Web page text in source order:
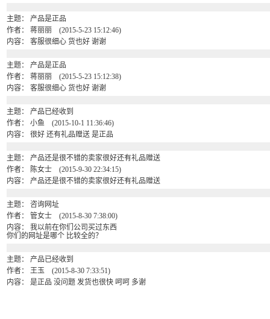
主题： 产品是正品
作者： 蒋丽丽 (2015-5-23 15:12:46)
内容： 客服很细心 货也好 谢谢
主题： 产品是正品
作者： 蒋丽丽 (2015-5-23 15:12:38)
内容： 客服很细心 货也好 谢谢
主题： 产品已经收到
作者： 小鱼 (2015-10-1 11:36:46)
内容： 很好 还有礼品赠送 是正品
主题： 产品还是很不错的卖家很好还有礼品赠送
作者： 陈女士 (2015-9-30 22:34:15)
内容： 产品还是很不错的卖家很好还有礼品赠送
主题： 咨询网址
作者： 管女士 (2015-8-30 7:38:00)
内容： 我以前在你们公司买过东西
你们的网址是哪个 比较全的？
主题： 产品已经收到
作者： 王玉 (2015-8-30 7:33:51)
内容： 是正品 没问题 发货也很快 呵呵 多谢